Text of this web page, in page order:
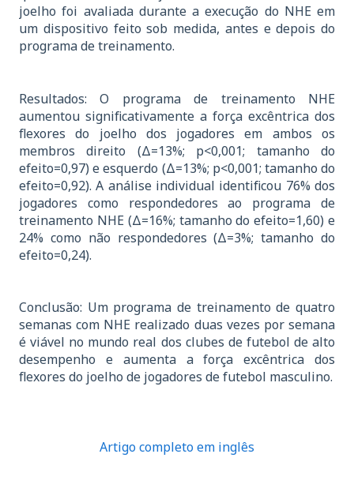
joelho foi avaliada durante a execução do NHE em
um dispositivo feito sob medida, antes e depois do
programa de treinamento.
Resultados: O programa de treinamento NHE
aumentou significativamente a força excêntrica dos
flexores do joelho dos jogadores em ambos os
membros direito (Δ=13%; p<0,001; tamanho do
efeito=0,97) e esquerdo (Δ=13%; p<0,001; tamanho do
efeito=0,92). A análise individual identificou 76% dos
jogadores como respondedores ao programa de
treinamento NHE (Δ=16%; tamanho do efeito=1,60) e
24% como não respondedores (Δ=3%; tamanho do
efeito=0,24).
Conclusão: Um programa de treinamento de quatro
semanas com NHE realizado duas vezes por semana
é viável no mundo real dos clubes de futebol de alto
desempenho e aumenta a força excêntrica dos
flexores do joelho de jogadores de futebol masculino.
Artigo completo em inglês